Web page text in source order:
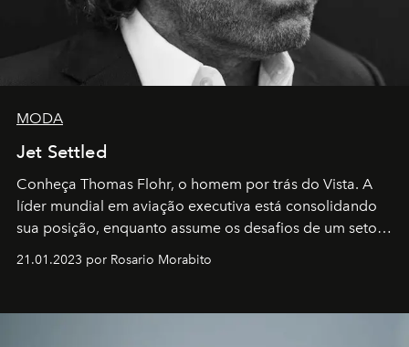
MODA
Jet Settled
Conheça Thomas Flohr, o homem por trás do Vista. A
líder mundial em aviação executiva está consolidando
sua posição, enquanto assume os desafios de um setor
em rápida evolução e redefinindo o conceito de luxo
21.01.2023 por Rosario Morabito